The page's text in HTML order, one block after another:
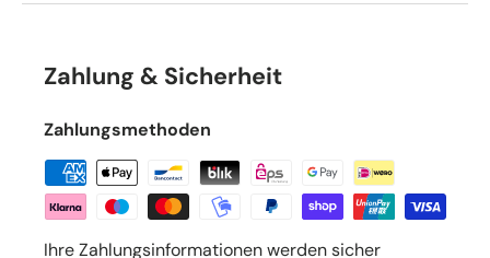
Zahlung & Sicherheit
Zahlungsmethoden
Ihre Zahlungsinformationen werden sicher